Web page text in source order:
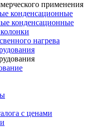
применения
конденсационные
конденсационные
нагрева
с ценами